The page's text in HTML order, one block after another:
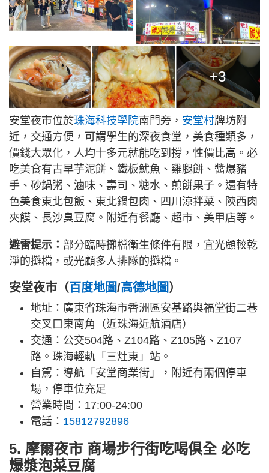
+3
安堂夜市位於珠海科技學院南門旁， 安堂村牌坊附
近，交通方便，可謂學生的深夜食堂，美食種類多，
價錢大眾化，人均十多元就能吃到撐，性價比高。必
吃美食有古早芋泥餅、鐵板魷魚、雞腿餅、醬爆豬
手、砂鍋粥、滷味、壽司、糖水、煎餅果子。還有特
色美食東北包飯、東北鍋包肉、四川涼拌菜、陝西肉
夾饃、長沙臭豆腐。附近有餐廳、超市、美甲店等。
避雷提示： 部分臨時攤檔衛生條件有限，宜光顧較乾
淨的攤檔，或光顧多人排隊的攤檔。
安堂夜市（百度地圖/高德地圖）
地址：廣東省珠海市香洲區安基路與福堂街二巷
交叉口東南角（近珠海近航酒店）
交通：公交504路、Z104路、Z105路、Z107
路。珠海輕軌「三灶東」站。
自駕：導航「安堂商業街」，附近有兩個停車
場，停車位充足
營業時間：17:00-24:00
電話： 15812792896
5. 摩爾夜市 商場步行街吃喝俱全 必吃
爆漿泡菜豆腐